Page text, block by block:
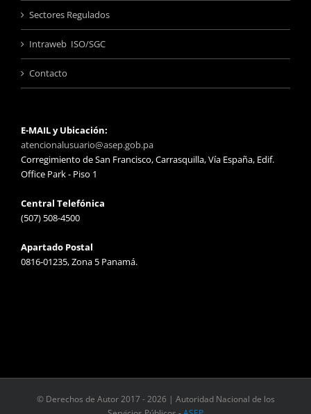
Sectores Regulados
Intraweb ISO/SGC
Contacto
E-MAIL y Ubicación:
atencionalusuario@asep.gob.pa
Corregimiento de San Francisco, Carrasquilla, Vía España, Edif.
Office Park - Piso 1
Central Telefónica
(507) 508-4500
Apartado Postal
0816-01235, Zona 5 Panamá.
© Derechos de Autor 2017 -2026 | Autoridad Nacional de los